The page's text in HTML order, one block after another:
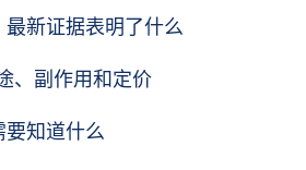
新证据表明了什么
、副作用和定价
知道什么